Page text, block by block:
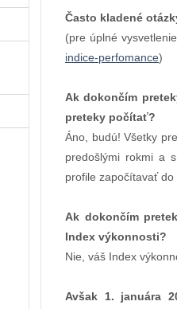
Často kladené
(pre úplné
indice-perfomance)
Ak dokončím
preteky počítať?
Áno, budú! Všetky
predošlými rokmi a
profile započítavať do
Ak dokončím
Index výkonnosti?
Nie, váš Index
Avšak 1. januára